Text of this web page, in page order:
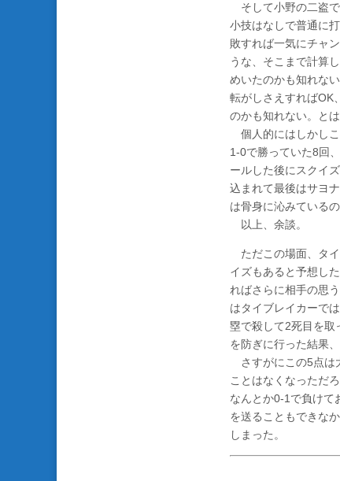
そして小野の二盗
小技はなしで普通に
敗すれば一気にチャ
うな、そこまで計算
めいたのかも知れな
転がしさえすればOK
のかも知れない。と
個人的にはしかしこ
1-0で勝っていた8回
ールした後にスクイ
込まれて最後はサヨ
は骨身に沁みているの
以上、余談。
ただこの場面、タ
イズもあると予想し
ればさらに相手の思
はタイブレイカーで
塁で殺して2死目を取
を防ぎに行った結果
さすがにこの5点は
ことはなくなっただ
なんとか0-1で負けて
を送ることもできな
しまった。